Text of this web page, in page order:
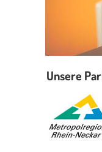
Unsere